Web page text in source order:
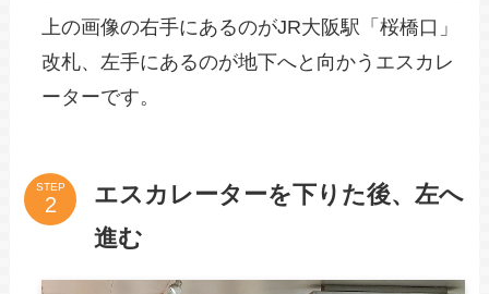
上の画像の右手にあるのがJR大阪駅「桜橋口」
改札、左手にあるのが地下へと向かうエスカレ
ーターです。
STEP
エスカレーターを下りた後、左へ
進む